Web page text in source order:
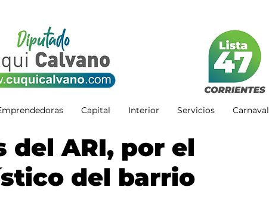
Capital Interior Servicios Carnaval
del ARI, por el
del barrio